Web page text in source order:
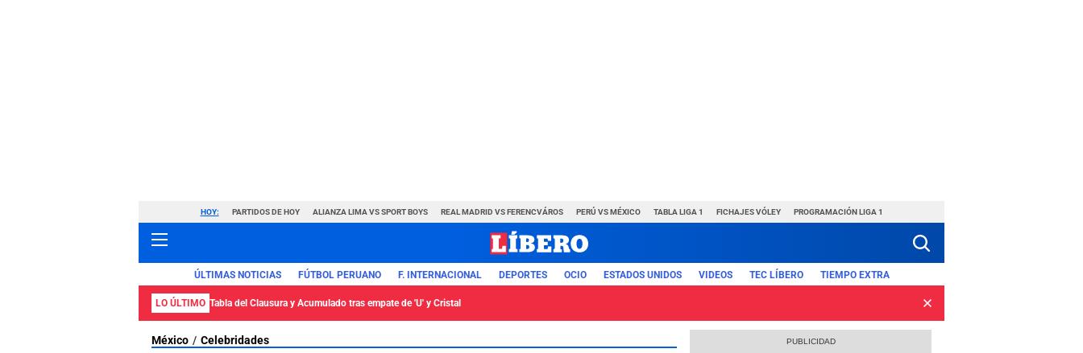
HOY: PARTIDOS DE HOY ALIANZA LIMA VS SPORT BOYS REAL MADRID VS FERENCVÁROS PERÚ VS MÉXICO TABLA LIGA 1 FICHAJES VÓLEY PROGRAMACIÓN LIGA 1
ÚLTIMAS NOTICIAS FÚTBOL PERUANO F. INTERNACIONAL DEPORTES OCIO ESTADOS UNIDOS VIDEOS TEC LÍBERO TIEMPO EXTRA
LO ÚLTIMO Tabla del Clausura y Acumulado tras empate de 'U' y Cristal
México Celebridades